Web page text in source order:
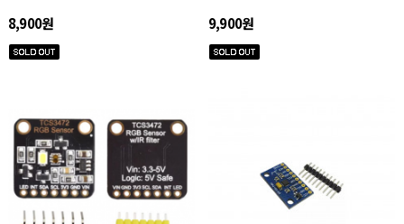
8,900원 9,900원